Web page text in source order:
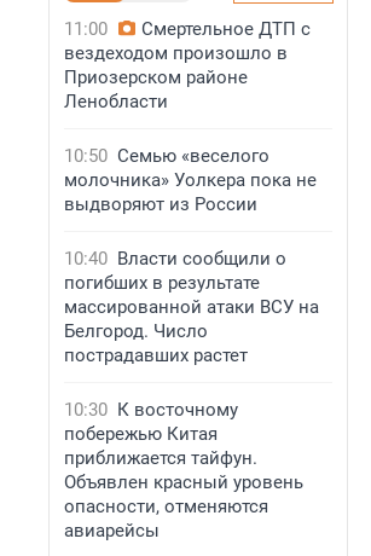
11:00
Смертельное ДТП с
вездеходом произошло в
Приозерском районе
Ленобласти
10:50 Семью «веселого
молочника» Уолкера пока не
выдворяют из России
10:40 Власти сообщили о
погибших в результате
массированной атаки ВСУ на
Белгород. Число
пострадавших растет
10:30 К восточному
побережью Китая
приближается тайфун.
Объявлен красный уровень
опасности, отменяются
авиарейсы